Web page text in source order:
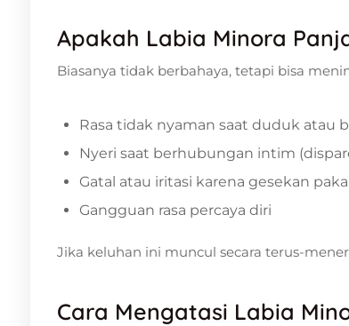
Apakah Labia Minora
Biasanya tidak berbahaya, tetapi bisa
Rasa tidak nyaman saat duduk atau
Nyeri saat berhubungan intim
Gatal atau iritasi karena gesekan
Gangguan rasa percaya diri
Jika keluhan ini muncul secara terus-
Cara Mengatasi Labia